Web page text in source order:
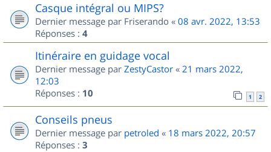
Casque intégral ou MIPS?
Dernier message par Friserando « 08 avr. 2022, 13:53
Réponses : 4
Itinéraire en guidage vocal
Dernier message par ZestyCastor « 21 mars 2022,
12:03
Réponses : 10 1 2
Conseils pneus
Dernier message par petroled « 18 mars 2022, 20:57
Réponses : 3